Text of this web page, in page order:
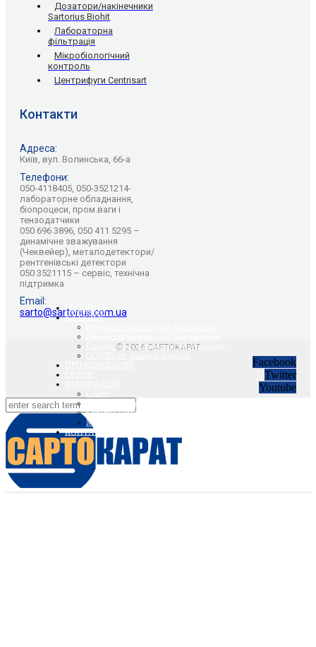
Дозатори/накінечники
Sartorius Biohit
Лабораторна
фільтрація
Мікробіологічний
контроль
Центрифуги Centrisart
Контакти
Адреса:
Київ, вул. Волинська, 66-а
Телефони:
050-4118405, 050-3521214-
лабораторне обладнання,
біопроцеси, пром.ваги і
тензодатчики
050 696 3896, 050 411 5295 –
динамічне зважування
(Чеквейер), металодетектори/
рентгенівські детектори
050 3521115 – сервіс, технічна
підтримка
Email:
sarto@sartorius.com.ua
© 2026 САРТОКАРАТ
Facebook
Twitter
Youtube
ГОЛОВНА
КАТАЛОГ
Промислове обладнання Minebea Intec
Вебінари Sartorius та Minebea Intec
Sartorius Відео
Minebea Intec Відео
КОНТАКТИ